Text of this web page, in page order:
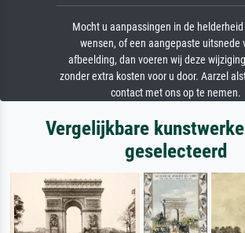
Mocht u aanpassingen in de
wensen, of een aangepaste uitsnede
afbeelding, dan voeren wij deze
zonder extra kosten voor u door. Aarzel
contact met ons op te nemen.
Vergelijkbare
geselecteerd